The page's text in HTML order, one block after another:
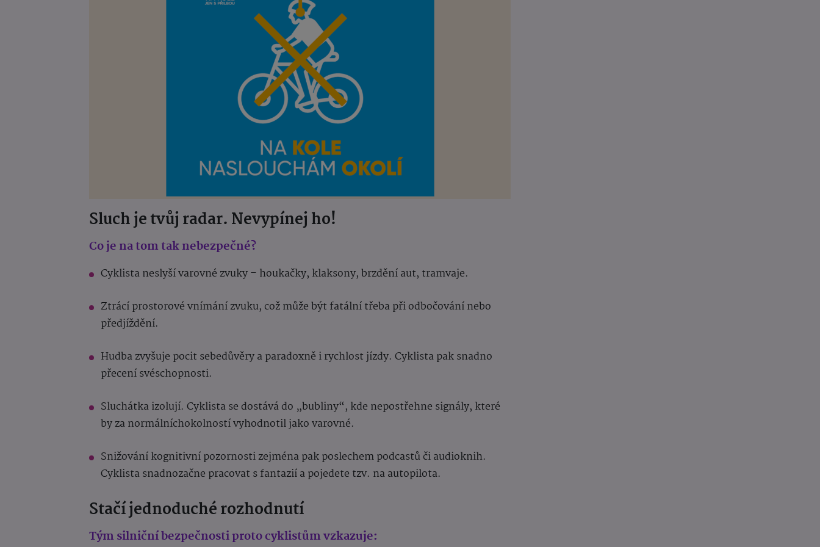
Sluch je tvůj radar. Nevypínej ho!
Co je na tom tak nebezpečné?
Cyklista neslyší varovné zvuky – houkačky, klaksony, brzdění aut, tramvaje.
Ztrácí prostorové vnímání zvuku, což může být fatální třeba při odbočování nebo
předjíždění.
Hudba zvyšuje pocit sebedůvěry a paradoxně i rychlost jízdy. Cyklista pak snadno
přecení svéschopnosti.
Sluchátka izolují. Cyklista se dostává do „bubliny“, kde nepostřehne signály, které
by za normálníchokolností vyhodnotil jako varovné.
Snižování kognitivní pozornosti zejména pak poslechem podcastů či audioknih.
Cyklista snadnozačne pracovat s fantazií a pojedete tzv. na autopilota.
Stačí jednoduché rozhodnutí
Tým silniční bezpečnosti proto cyklistům vzkazuje: